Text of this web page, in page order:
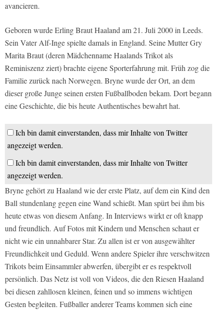
avancieren.
Geboren wurde Erling Braut Haaland am 21. Juli 2000 in Leeds.
Sein Vater Alf-Inge spielte damals in England. Seine Mutter Gry
Marita Braut (deren Mädchenname Haalands Trikot als
Reminiszenz ziert) brachte eigene Sporterfahrung mit. Früh zog die
Familie zurück nach Norwegen. Bryne wurde der Ort, an dem
dieser große Junge seinen ersten Fußballboden bekam. Dort begann
eine Geschichte, die bis heute Authentisches bewahrt hat.
Ich bin damit einverstanden, dass mir Inhalte von Twitter
angezeigt werden.
Ich bin damit einverstanden, dass mir Inhalte von Twitter
angezeigt werden.
Bryne gehört zu Haaland wie der erste Platz, auf dem ein Kind den
Ball stundenlang gegen eine Wand schießt. Man spürt bei ihm bis
heute etwas von diesem Anfang. In Interviews wirkt er oft knapp
und freundlich. Auf Fotos mit Kindern und Menschen schaut er
nicht wie ein unnahbarer Star. Zu allen ist er von ausgewählter
Freundlichkeit und Geduld. Wenn andere Spieler ihre verschwitzen
Trikots beim Einsammler abwerfen, übergibt er es respektvoll
persönlich. Das Netz ist voll von Videos, die den Riesen Haaland
bei diesen zahllosen kleinen, feinen und so immens wichtigen
Gesten begleiten. Fußballer anderer Teams kommen sich eine